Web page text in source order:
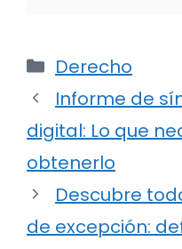
Categorías
Derecho
Informe de
digital: Lo que
obtenerlo
Descubre
de excepción: